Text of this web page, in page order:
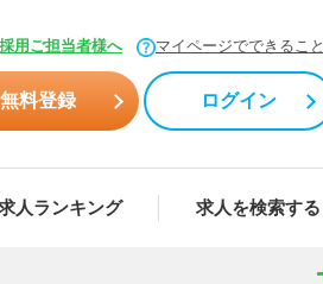
採用ご担当者様へ マイページでできること
無料登録 ログイン
人ランキング 求人を検索する